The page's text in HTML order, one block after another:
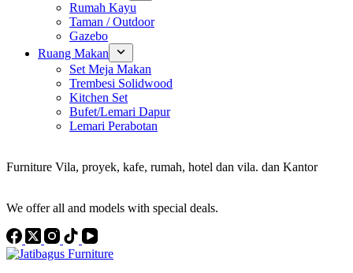
Rumah Kayu
Taman / Outdoor
Gazebo
Ruang Makan
Set Meja Makan
Trembesi Solidwood
Kitchen Set
Bufet/Lemari Dapur
Lemari Perabotan
Furniture Vila, proyek, kafe, rumah, hotel dan vila. dan Kantor
We offer all and models with special deals.